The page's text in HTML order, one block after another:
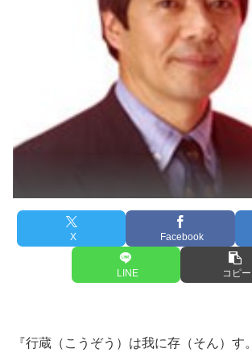
X Facebook
LINE コピー
『行蔵（こうぞう）は我に存（そん）す。